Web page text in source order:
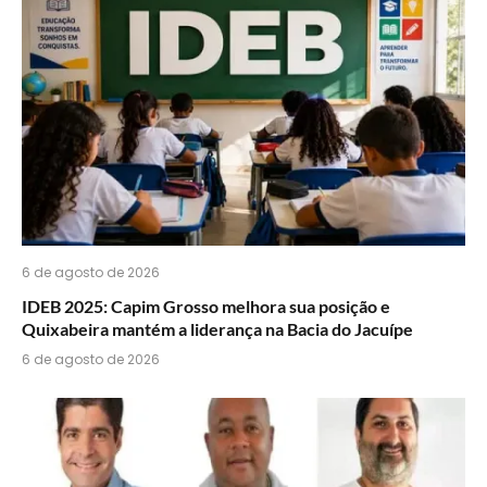
do
WhatsApp?
6 de agosto de 2026
IDEB 2025: Capim Grosso melhora sua posição e
Quixabeira mantém a liderança na Bacia do Jacuípe
6 de agosto de 2026